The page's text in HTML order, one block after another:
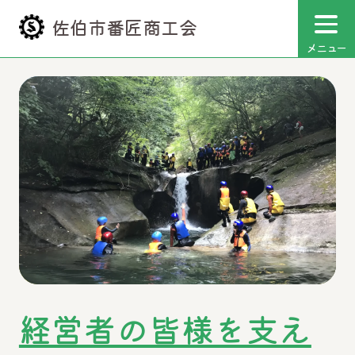
佐伯市番匠商工会
メニュー
経営者の皆様を支え